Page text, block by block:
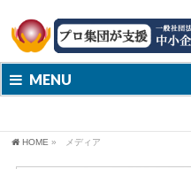
MENU
HOME » メディア